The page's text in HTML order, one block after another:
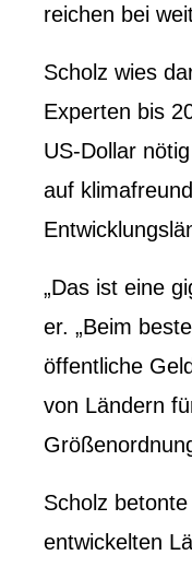
reichen bei
Scholz wies
Experten bis
US-Dollar
auf
„Das ist eine
er. „Beim
öffentliche
von Ländern
Scholz
entwickelten